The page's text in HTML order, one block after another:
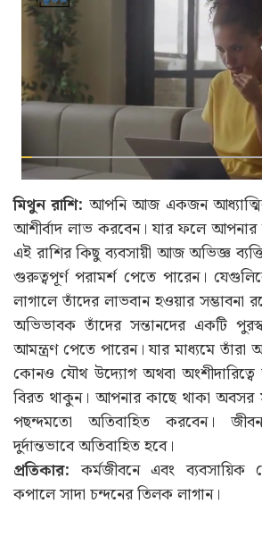
মিথুন রাশি: আপনি আজ একজন
আশীর্বাদ লাভ করবেন। যার ফলে আপনার
এই রাশির কিছু ব্যবসায়ী আজ অভিজ্ঞ
গুরুত্বপূর্ণ পরামর্শ পেতে পারেন।
লাগালে তাঁদের লাভবান হওয়ার সম্ভাবনা
অভিভাবক তাঁদের সন্তানদের একটি
আমন্ত্রণ পেতে পারেন। যার মাধ্যমে তাঁরা
কোনও যৌথ উদ্যোগ অথবা
বিরত থাকুন। আপনার কাছে থাকা
পছন্দমতো অতিবাহিত করবেন।
দুর্দান্তভাবে অতিবাহিত হবে।
প্রতিকার: কর্মজীবনে এবং ব্যবসায়িক
কপালে সাদা চন্দনের তিলক লাগান।